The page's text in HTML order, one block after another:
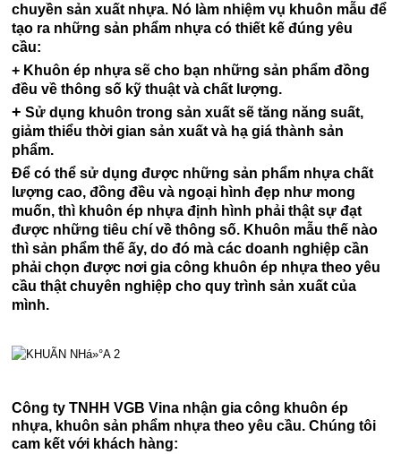
chuyền sản xuất nhựa. Nó làm nhiệm vụ khuôn mẫu để
tạo ra những sản phẩm nhựa có thiết kế đúng yêu
cầu:
+ Khuôn ép nhựa sẽ cho bạn những sản phẩm đồng
đều về thông số kỹ thuật và chất lượng.
+ Sử dụng khuôn trong sản xuất sẽ tăng năng suất,
giảm thiểu thời gian sản xuất và hạ giá thành sản
phẩm.
Để có thể sử dụng được những sản phẩm nhựa chất
lượng cao, đồng đều và ngoại hình đẹp như mong
muốn, thì khuôn ép nhựa định hình phải thật sự đạt
được những tiêu chí về thông số. Khuôn mẫu thế nào
thì sản phẩm thế ấy, do đó mà các doanh nghiệp cần
phải chọn được nơi gia công khuôn ép nhựa theo yêu
cầu thật chuyên nghiệp cho quy trình sản xuất của
mình.
Công ty TNHH VGB Vina nhận gia công khuôn ép
nhựa, khuôn sản phẩm nhựa theo yêu cầu. Chúng tôi
cam kết với khách hàng: